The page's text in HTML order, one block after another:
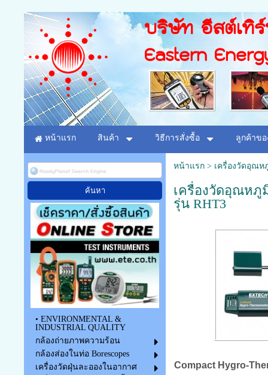
บริษัท อีสต์เทิ
Eastern
หน้าแรก สินค้า วิธีการสั่งซื้อ ลูกค้าขอ
• ENVIRONMENTAL &
INDUSTRIAL QUALITY
กล้องถ่ายภาพความร้อน
กล้องส่องในท่อ Borescopes
เครื่องวัดฝุ่นละอองในอากาศ
หน้าแรก> เครื่องวัดอุณ
เครื่องวัดอุณหภูมิ
รุ่น RHT3
Compact Hygro-